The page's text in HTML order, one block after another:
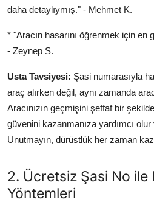
daha detaylıymış." - Mehmet K.
* "Aracın hasarını öğrenmek için en
- Zeynep S.
Usta Tavsiyesi: Şasi numarasıyla
araç alırken değil, aynı zamanda
Aracınızın geçmişini şeffaf bir
güvenini kazanmanıza yardımcı olur
Unutmayın, dürüstlük her zaman
2. Ücretsiz Şasi No ile
Yöntemleri